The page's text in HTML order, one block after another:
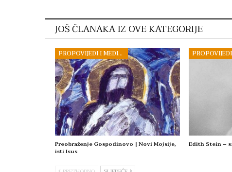
JOŠ ČLANAKA IZ OVE KATEGORIJE
PROPOVIJEDI I MEDITACIJE
Preobraženje Gospodinovo | Novi Mojsije,
isti Isus
Edith Stein –